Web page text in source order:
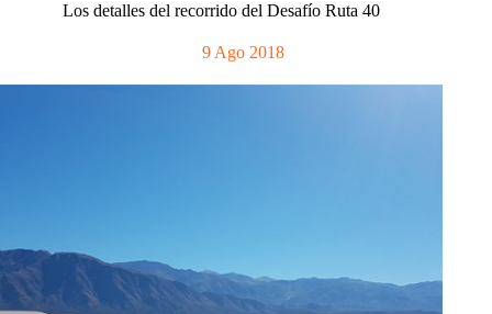
Los detalles del recorrido del Desafío Ruta 40
9 Ago 2018